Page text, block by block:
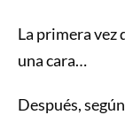
La primera vez
una cara…
Después,